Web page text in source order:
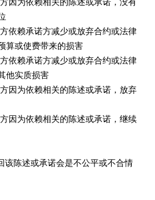
依赖承诺方减少或放弃合约或法律
算或使费带来的损害
依赖承诺方减少或放弃合约或法律
他实质损害
因为依赖相关的陈述或承诺，放弃
因为依赖相关的陈述或承诺，继续
该陈述或承诺会是不公平或不合情